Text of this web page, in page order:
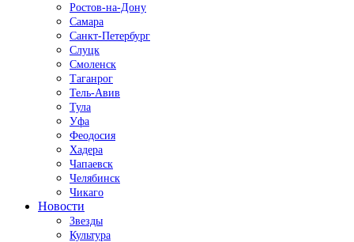
Ростов-на-Дону
Самара
Санкт-Петербург
Слуцк
Смоленск
Таганрог
Тель-Авив
Тула
Уфа
Феодосия
Хадера
Чапаевск
Челябинск
Чикаго
Новости
Звезды
Культура